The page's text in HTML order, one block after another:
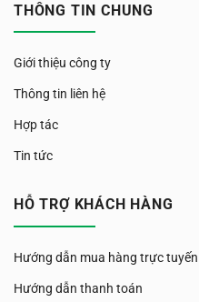
THÔNG TIN CHUNG
Giới thiệu công ty
Thông tin liên hệ
Hợp tác
Tin tức
HỖ TRỢ KHÁCH HÀNG
Hướng dẫn mua hàng trực tuyến
Hướng dẫn thanh toán